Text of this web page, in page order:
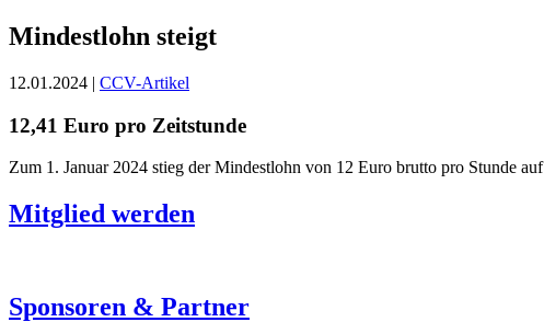
Mindestlohn steigt
12.01.2024 | CCV-Artikel
12,41 Euro pro Zeitstunde
Zum 1. Januar 2024 stieg der Mindestlohn von 12 Euro brutto pro Stunde
Mitglied werden
Sponsoren & Partner